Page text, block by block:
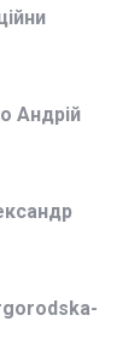
Андрій